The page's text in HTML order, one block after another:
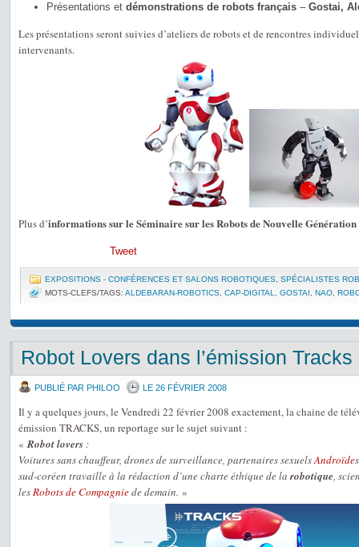
Présentations et démonstrations de robots français – Gostai,
Les présentations seront suivies d’ateliers de robots et de rencontres
intervenants.
Plus d’informations sur le Séminaire sur les Robots de Nouvelle Génération
Tweet
EXPOSITIONS - CONFÉRENCES ET SALONS ROBOTIQUES SPÉCIALISTES
MOTS-CLEFS/TAGS: ALDEBARAN-ROBOTICS CAP-DIGITAL GOSTAI NAO
Robot Lovers dans l’émission Tracks
PUBLIÉ PAR PHILOO LE 26 FÉVRIER 2008
Il y a quelques jours, le Vendredi 22 février 2008 exactement, la chaine de
émission TRACKS, un reportage sur le sujet suivant :
«Robot lovers:
Voitures sans chauffeur, drones de surveillance, partenaires sexuelsAndroïde
sud-coréen travaille à la rédaction d’une charte éthique de larobotique,
lesRobots de Compagniede demain. »